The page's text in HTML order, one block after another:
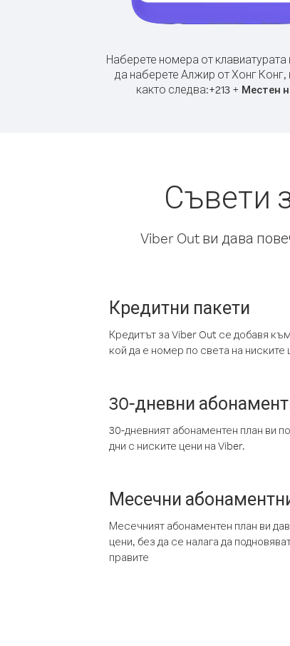
Наберете номера от клавиатурата
да наберете Алжир от Хонг Конг,
както следва:+213 + Местен
Съвети
Viber Out ви дава
Кредитни пакети
Кредитът за Viber Out се добавя
кой да е номер по света на ниските
30-дневни
30-дневният абонаментен план ви
дни с ниските цени на Viber.
Месечни
Месечният абонаментен план ви
цени, без да се налага да
правите